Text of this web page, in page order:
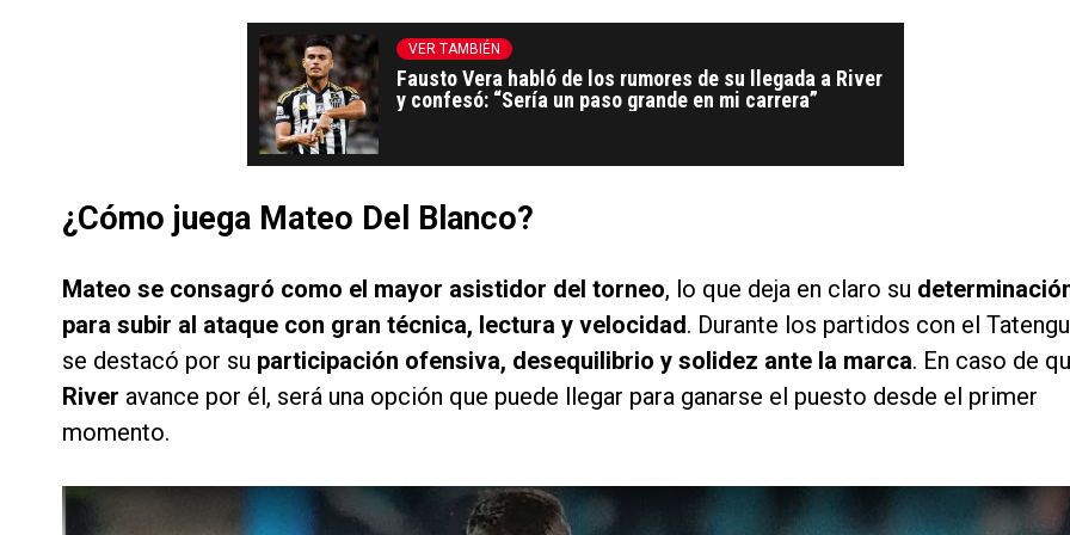
VER TAMBIÉN
Fausto Vera habló de los rumores de su llegada a River
y confesó: “Sería un paso grande en mi carrera”
¿Cómo juega Mateo Del Blanco?
Mateo se consagró como el mayor asistidor del torneo, lo que deja en claro su
para subir al ataque con gran técnica, lectura y velocidad. Durante los partidos con el
se destacó por su participación ofensiva, desequilibrio y solidez ante la marca. En caso de
River avance por él, será una opción que puede llegar para ganarse el puesto desde el primer
momento.